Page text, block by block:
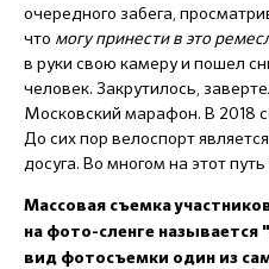
очередного забега,
что могу принести в это
в руки свою камеру и пошел
человек. Закрутилось,
Московский марафон. В 2018
До сих пор велоспорт
досуга. Во многом на этот
Массовая съемка
на фото-сленге
вид фотосъемки один из